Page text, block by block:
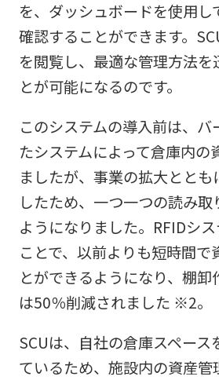
を、ダッシュボードを使用し
確認することができます。
を閲覧し、最適な管理方法を
とが可能になるのです。
このシステムの導入前は、バ
たシステムによって倉庫内の
ましたが、事業の拡大とと
したため、一つ一つの読み
ようになりました。RFIDシ
ことで、以前よりも短時間で
とができるようになり、棚
は50％削減されました ※2。
SCUは、自社の倉庫スペース
ているため、施設内の資産管